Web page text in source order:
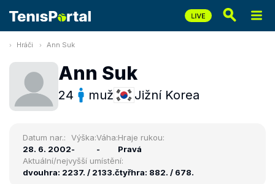
Hráči Ann Suk
Ann Suk
24 muž Jižní Korea
Datum nar.:
28. 6. 2002
Výška:
-
Váha:
-
Hraje rukou:
Pravá
Aktuální/nejvyšší umístění:
dvouhra: 2237. / 2133.čtyřhra: 882. / 678.